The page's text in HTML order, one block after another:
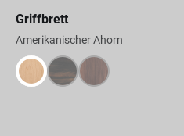
Griffbrett
Amerikanischer Ahorn